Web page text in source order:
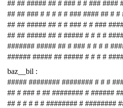
## ## ##### ## # ### # # ### ####
## ## ### # # # # # ### #### ## # #
## ## ##### ## # # ### # # ###
## ## ##### ## # ##### # # # #
####### ##### ## # ### # # # #
###### ##### ## ##### # # # #
baz__bil :
##### ######## ######## # # #
## # ### # ## ######## # ######
## # # # # # ######## # ########